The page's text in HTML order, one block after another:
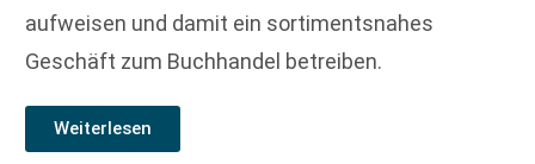
aufweisen und damit ein sortimentsnahes
Geschäft zum Buchhandel betreiben.
Weiterlesen